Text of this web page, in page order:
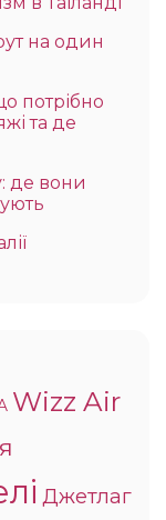
на один
потрібно
та де
де вони
Wizz Air
Джетлаг